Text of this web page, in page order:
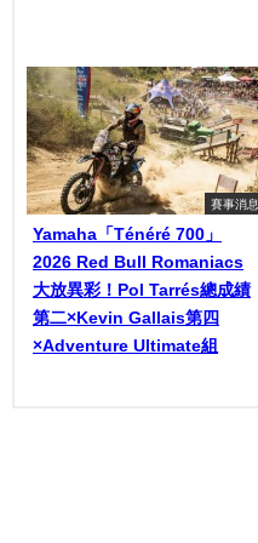
賽事消息
Yamaha「Ténéré 700」
2026 Red Bull Romaniacs
大放異彩！Pol Tarrés總成績
第二×Kevin Gallais第四
×Adventure Ultimate組